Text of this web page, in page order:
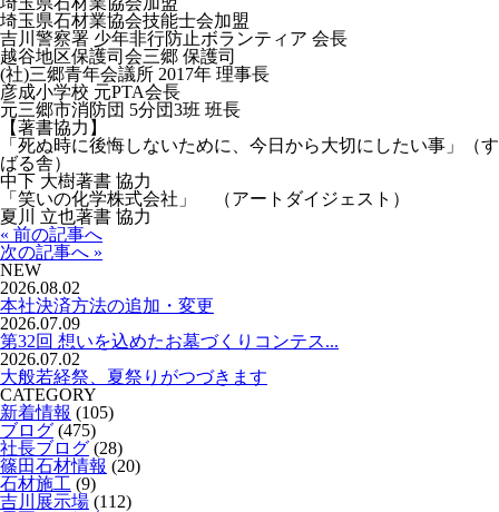
埼玉県石材業協会技能士会加盟
吉川警察署 少年非行防止ボランティア 会長
越谷地区保護司会三郷 保護司
(社)三郷青年会議所 2017年 理事長
彦成小学校 元PTA会長
元三郷市消防団 5分団3班 班長
【著書協力】
「死ぬ時に後悔しないために、今日から大切にしたい事」（す
ばる舎）
中下 大樹著書 協力
「笑いの化学株式会社」 （アートダイジェスト）
夏川 立也著書 協力
« 前の記事へ
次の記事へ »
NEW
2026.08.02
本社決済方法の追加・変更
2026.07.09
第32回 想いを込めたお墓づくりコンテス...
2026.07.02
大般若経祭、夏祭りがつづきます
CATEGORY
新着情報 (105)
ブログ (475)
社長ブログ (28)
篠田石材情報 (20)
石材施工 (9)
吉川展示場 (112)